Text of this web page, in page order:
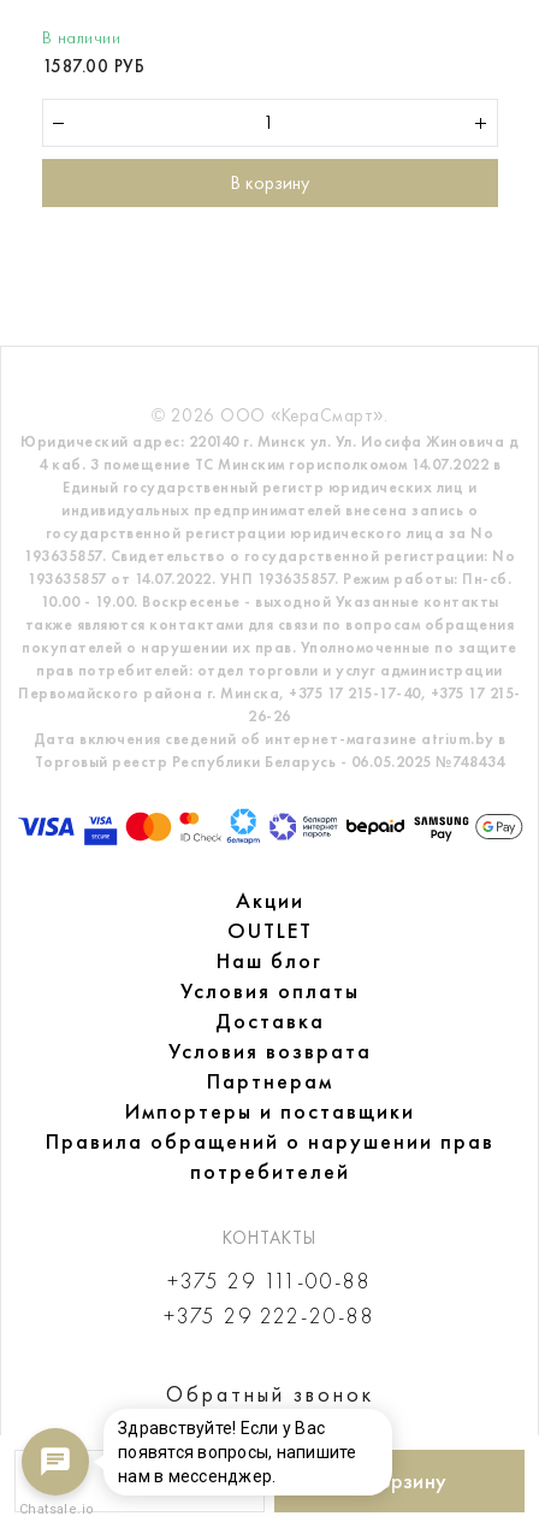
В корзину
В наличии
1587.00 РУБ
В корзину
© 2026 ООО «КераСмарт».
Юридический адрес: 220140 г. Минск ул. Ул. Иосифа Жиновича д
4 каб. 3 помещение ТС Минским горисполкомом 14.07.2022 в
Единый государственный регистр юридических лиц и
индивидуальных предпринимателей внесена запись о
государственной регистрации юридического лица за No
193635857. Свидетельство о государственной регистрации: No
193635857 от 14.07.2022. УНП 193635857. Режим работы: Пн-сб.
10.00 - 19.00. Воскресенье - выходной Указанные контакты
также являются контактами для связи по вопросам обращения
покупателей о нарушении их прав. Уполномоченные по защите
прав потребителей: отдел торговли и услуг администрации
Первомайского района г. Минска, +375 17 215-17-40, +375 17 215-
26-26
Дата включения сведений об интернет-магазине atrium.by в
Торговый реестр Республики Беларусь - 06.05.2025 №748434
Акции
OUTLET
Наш блог
Условия оплаты
Доставка
Условия возврата
Партнерам
Импортеры и поставщики
Правила обращений о нарушении прав
потребителей
КОНТАКТЫ
+375 29 111-00-88
+375 29 222-20-88
Обратный звонок
Здравствуйте! Если у Вас
появятся вопросы, напишите
нам в мессенджер.
Chatsale.io